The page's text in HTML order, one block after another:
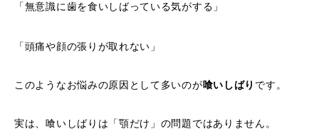
「無意識に歯を食いしばっている気がする」
「頭痛や顔の張りが取れない」
このようなお悩みの原因として多いのが喰いしばり です。
実は、喰いしばりは「顎だけ」の問題ではありません。